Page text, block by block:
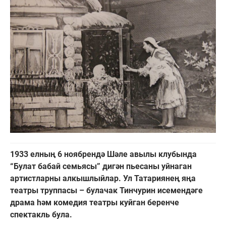
1933 елның 6 ноябрендә Шәле авылы клубында
“Булат бабай семьясы” дигән пьесаны уйнаган
артистларны алкышлыйлар. Ул Татариянең яңа
театры труппасы – булачак Тинчурин исемендәге
драма һәм комедия театры куйган беренче
спектакль була.